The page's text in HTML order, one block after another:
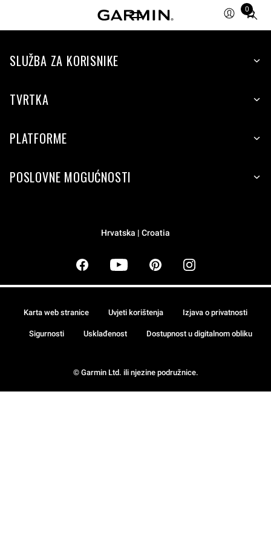
0
Total
items
cart:
SLUŽBA ZA KORISNIKE
TVRTKA
PLATFORME
POSLOVNE MOGUĆNOSTI
Hrvatska | Croatia
© Garmin Ltd. ili njezine podružnice.
Karta web stranice Uvjeti korištenja Izjava o privatnosti
Sigurnosti Usklađenost Dostupnost u digitalnom obliku